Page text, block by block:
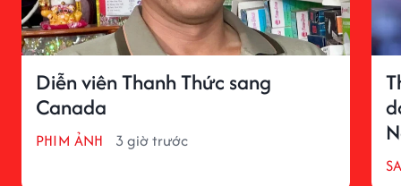
Diễn viên Thanh Thức sang
Canada
PHIM ẢNH 3 giờ trước